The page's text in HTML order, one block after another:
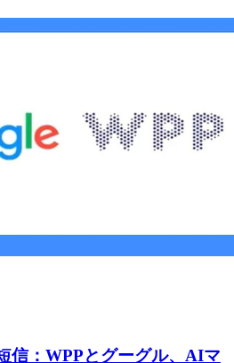
信：WPPとグーグル、AIマ